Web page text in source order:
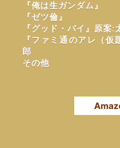
『俺は生ガンダム』
『ゼツ倫』
『グッド・バイ』原案:
『ファミ通のアレ（
郎
その他